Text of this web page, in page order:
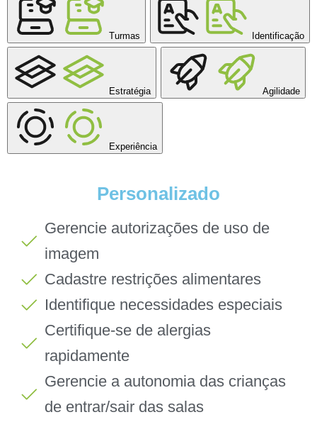
Turmas Identificação
Estratégia Agilidade
Experiência
Personalizado
Gerencie autorizações de uso de
imagem
Cadastre restrições alimentares
Identifique necessidades especiais
Certifique-se de alergias
rapidamente
Gerencie a autonomia das crianças
de entrar/sair das salas